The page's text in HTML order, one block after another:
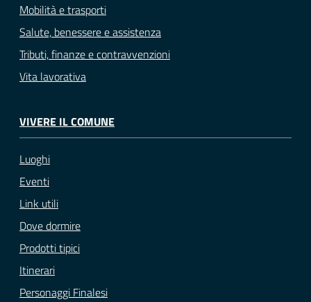
Mobilità e trasporti
Salute, benessere e assistenza
Tributi, finanze e contravvenzioni
Vita lavorativa
VIVERE IL COMUNE
Luoghi
Eventi
Link utili
Dove dormire
Prodotti tipici
Itinerari
Personaggi Finalesi